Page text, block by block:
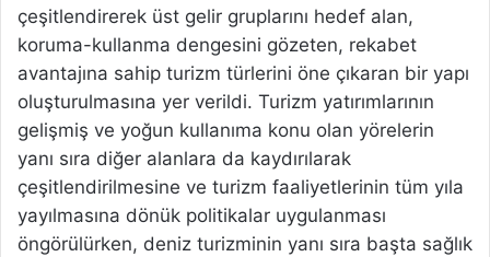
çeşitlendirerek üst gelir gruplarını hedef alan,
koruma-kullanma dengesini gözeten, rekabet
avantajına sahip turizm türlerini öne çıkaran bir yapı
oluşturulmasına yer verildi. Turizm yatırımlarının
gelişmiş ve yoğun kullanıma konu olan yörelerin
yanı sıra diğer alanlara da kaydırılarak
çeşitlendirilmesine ve turizm faaliyetlerinin tüm yıla
yayılmasına dönük politikalar uygulanması
öngörülürken, deniz turizminin yanı sıra başta sağlık